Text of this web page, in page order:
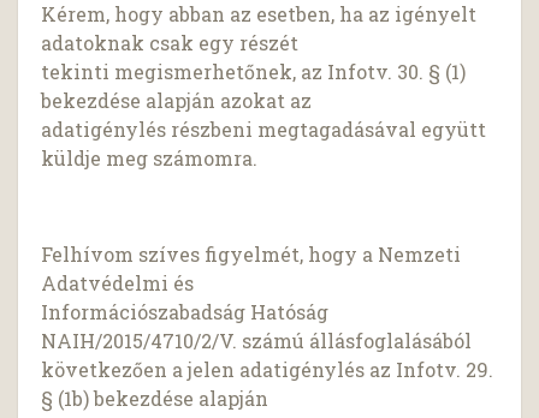
Kérem, hogy abban az esetben, ha az igényelt
adatoknak csak egy részét
tekinti megismerhetőnek, az Infotv. 30. § (1)
bekezdése alapján azokat az
adatigénylés részbeni megtagadásával együtt
küldje meg számomra.
Felhívom szíves figyelmét, hogy a Nemzeti
Adatvédelmi és
Információszabadság Hatóság
NAIH/2015/4710/2/V. számú állásfoglalásából
következően a jelen adatigénylés az Infotv. 29.
§ (1b) bekezdése alapján